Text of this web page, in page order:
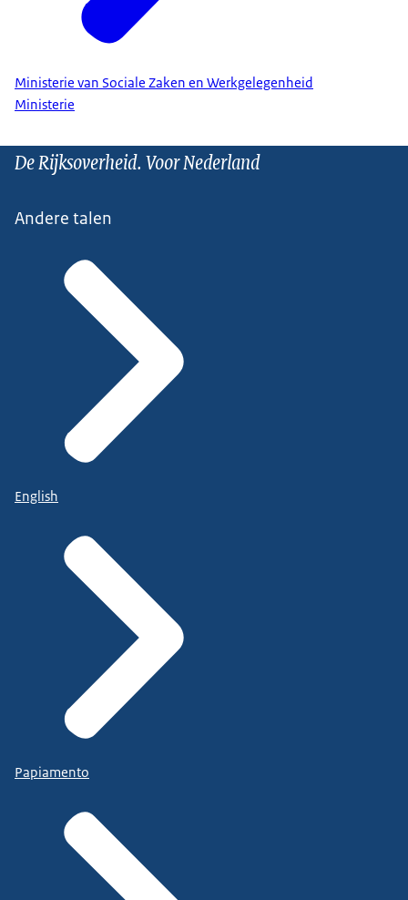
Ministerie van Sociale Zaken en Werkgelegenheid
Ministerie
De Rijksoverheid. Voor Nederland
Andere talen
English
Papiamento